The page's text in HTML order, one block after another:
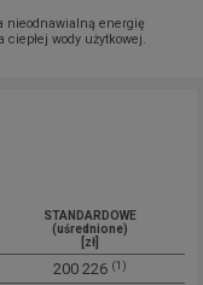
nieodnawialną energię
wody użytkowej.
STANDARDOWE
(uśrednione)
[zł]
200 226 (1)